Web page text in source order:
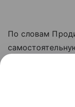
По словам
на
действовать